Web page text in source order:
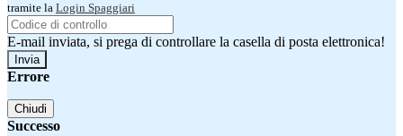
tramite la Login Spaggiari
E-mail inviata, si prega di controllare la casella di posta elettronica!
Errore
Chiudi
Successo